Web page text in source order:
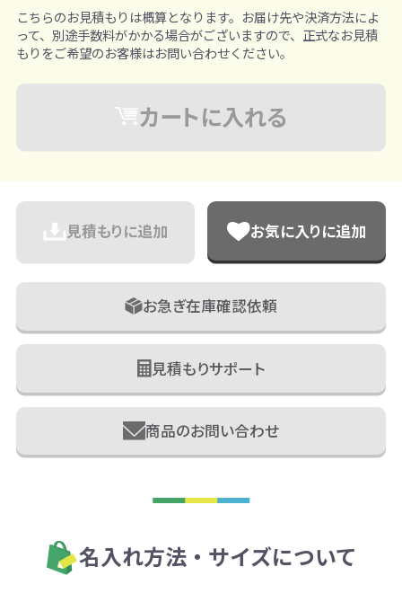
こちらのお見積もりは概算となります。お届け先や決済方法によ
って、別途手数料がかかる場合がございますので、正式なお見積
もりをご希望のお客様はお問い合わせください。
カートに入れる
見積もりに追加 お気に入りに追加
お急ぎ在庫確認依頼
見積もりサポート
商品のお問い合わせ
名入れ方法・サイズについて